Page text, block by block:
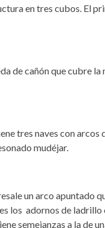
en tres cubos. El
de cañón que cubre la
tres naves con arcos
mudéjar.
un arco apuntado
los adornos de ladrillo
semejanzas a la de